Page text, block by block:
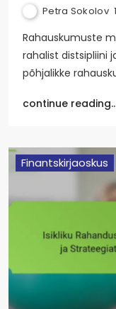
Petra Sokolov
Rahauskumuste
rahalist distsipliini
põhjalikke
continue reading..
Finantskirjaoskus